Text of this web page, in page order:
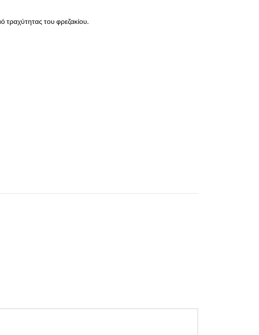
τραχύτητας του φρεζακίου.